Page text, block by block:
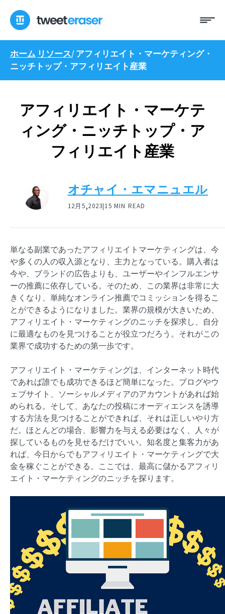
ン
ス
メ
ホーム リソース/アフィリエイト・マーケティング・
ニッチトップ・アフィリエイト産業
アフィリエイト・マーケテ
ィング・ニッチトップ・ア
フィリエイト産業
オチャイ・エマニュエル
12月5,2023|15 MIN READ
単なる副業であったアフィリエイトマーケティングは、今
や多くの人の収入源となり、主力となっている。購入者は
今や、ブランドの広告よりも、ユーザーやインフルエンサ
ーの推薦に依存している。そのため、この業界は非常に大
きくなり、単純なオンライン推薦でコミッションを得るこ
とができるようになりました。業界の規模が大きいため、
アフィリエイト・マーケティングのニッチを探求し、自分
に最適なものを見つけることが役立つだろう。それがこの
業界で成功するための第一歩です。
アフィリエイト・マーケティングは、インターネット時代
であれば誰でも成功できるほど簡単になった。ブログやウ
ェブサイト、ソーシャルメディアのアカウントがあれば始
められる。そして、あなたの投稿にオーディエンスを誘導
する方法を見つけることができれば、それは正しいやり方
だ。ほとんどの場合、影響力を与える必要はなく、人々が
探しているものを見せるだけでいい。知名度と集客力があ
れば、今日からでもアフィリエイト・マーケティングで大
金を稼ぐことができる。ここでは、最高に儲かるアフィリ
エイト・マーケティングのニッチを探ります。